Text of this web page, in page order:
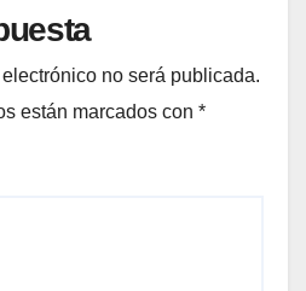
no será publicada.
están marcados con *